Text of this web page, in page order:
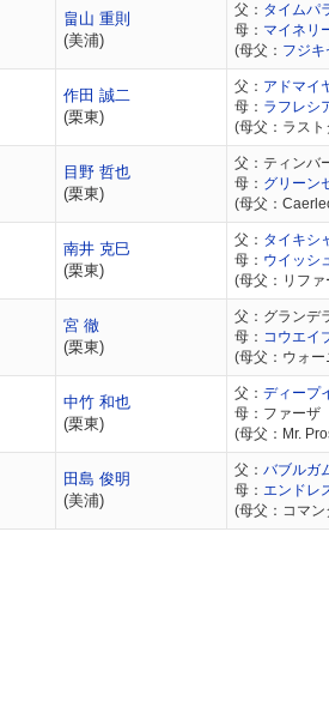
畠山 重則
(美浦)
父： タイムパ
母： マイネリ
(母父： フジキ
作田 誠二
(栗東)
父： アドマイ
母： ラフレシ
(母父：ラス
目野 哲也
(栗東)
父：ティンバ
母： グリーン
(母父：
南井 克巳
(栗東)
父： タイキシ
母： ウイッシ
(母父：リフ
宮 徹
(栗東)
父：グランデ
母： コウエイ
(母父：ウォー
中竹 和也
(栗東)
父： ディープ
母：ファーザ
(母父：Mr.
田島 俊明
(美浦)
父： バブルガ
母： エンドレ
(母父：コマ